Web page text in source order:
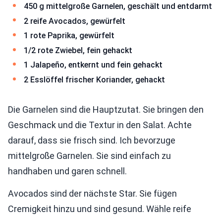
450 g mittelgroße Garnelen, geschält und entdarmt
2 reife Avocados, gewürfelt
1 rote Paprika, gewürfelt
1/2 rote Zwiebel, fein gehackt
1 Jalapeño, entkernt und fein gehackt
2 Esslöffel frischer Koriander, gehackt
Die Garnelen sind die Hauptzutat. Sie bringen den
Geschmack und die Textur in den Salat. Achte
darauf, dass sie frisch sind. Ich bevorzuge
mittelgroße Garnelen. Sie sind einfach zu
handhaben und garen schnell.
Avocados sind der nächste Star. Sie fügen
Cremigkeit hinzu und sind gesund. Wähle reife